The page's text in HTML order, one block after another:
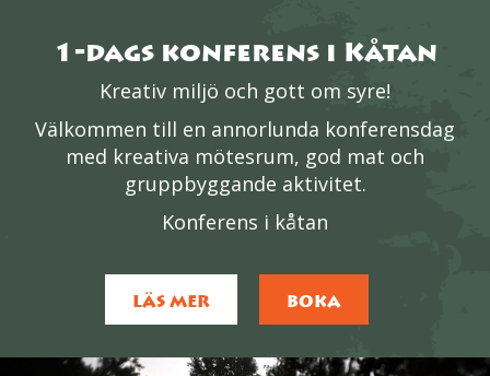
1-dags konferens i Kåtan
Kreativ miljö och gott om syre!
Välkommen till en annorlunda konferensdag
med kreativa mötesrum, god mat och
gruppbyggande aktivitet.
Konferens i kåtan
LÄS MER BOKA